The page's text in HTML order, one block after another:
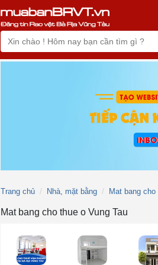
Trang chủ Nhà, mặt bằng Mat bang
Mat bang cho thue o Vung Tau